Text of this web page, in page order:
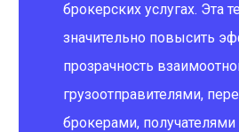
брокерских услугах. Эта
значительно повысить
прозрачность
грузоотправителями,
брокерами,